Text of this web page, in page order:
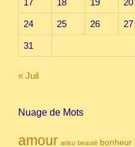
24 25 26 27
31
« Juil
Nuage de Mots
amour anku beauté bonheur